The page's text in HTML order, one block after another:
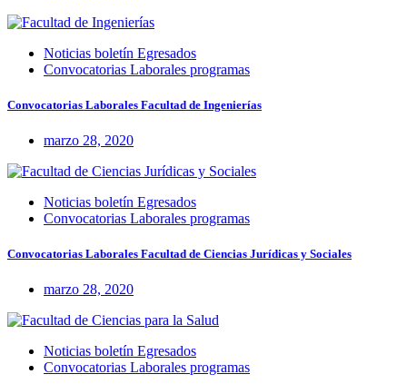
Noticias boletín Egresados
Convocatorias Laborales programas
Convocatorias Laborales Facultad de Ingenierías
marzo 28, 2020
Noticias boletín Egresados
Convocatorias Laborales programas
Convocatorias Laborales Facultad de Ciencias Jurídicas y Sociales
marzo 28, 2020
Noticias boletín Egresados
Convocatorias Laborales programas